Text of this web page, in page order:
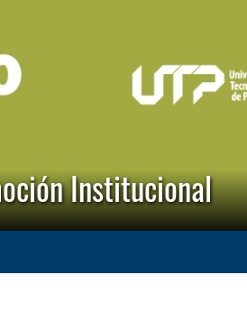
Institucional